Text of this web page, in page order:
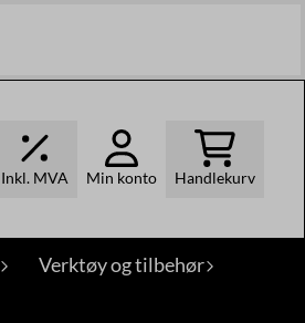
Inkl. MVA Min konto Handlekurv
Verktøy og tilbehør